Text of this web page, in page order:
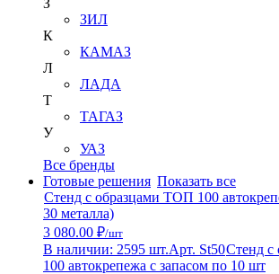
ЗИЛ
К
КАМАЗ
Л
ЛАДА
Т
ТАГАЗ
У
УАЗ
Все бренды
Готовые решения Показать все
Стенд с образцами ТОП 100
30 металла)
3 080.00 ₽/шт
В наличии: 2595 шт.Арт. St50Стенд
100 автокрепежа с запасом по 10 шт